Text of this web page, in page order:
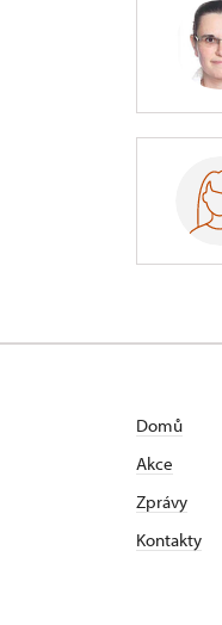
Domů
Akce
Zprávy
Kontakty